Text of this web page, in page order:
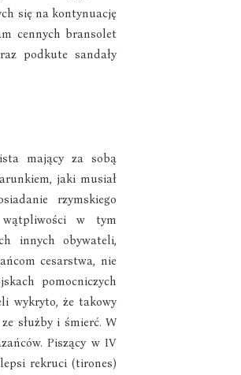
się na kontynuację
cennych bransolet
podkute sandały
mający za sobą
jaki musiał
rzymskiego
wątpliwości w tym
innych obywateli,
cesarstwa, nie
pomocniczych
wykryto, że takowy
służby i śmierć. W
Piszący w IV
rekruci (tirones)